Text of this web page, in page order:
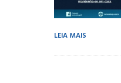
LEIA MAIS